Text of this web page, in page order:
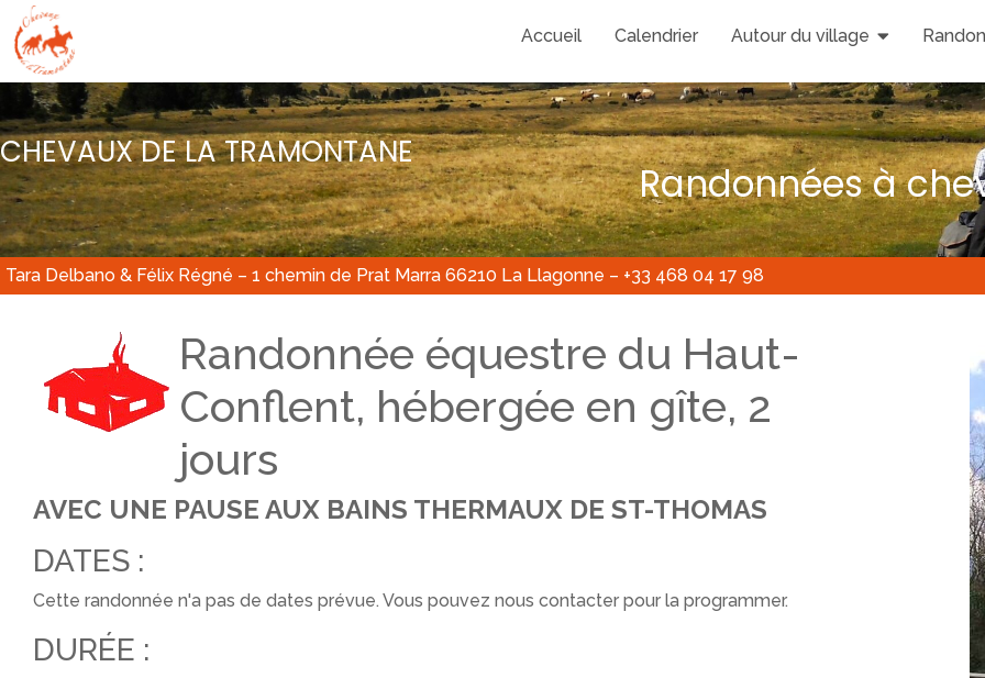
Accueil Calendrier Autour du village
CHEVAUX DE LA TRAMONTANE
Randonnées à
Tara Delbano & Félix Régné – 1 chemin de Prat Marra 66210 La Llagonne – +33 468 04 17 98
Randonnée équestre du Haut-
Conflent, hébergée en gîte, 2
jours
AVEC UNE PAUSE AUX BAINS THERMAUX DE ST-THOMAS
DATES :
Cette randonnée n'a pas de dates prévue. Vous pouvez nous contacter pour la programmer.
DURÉE :